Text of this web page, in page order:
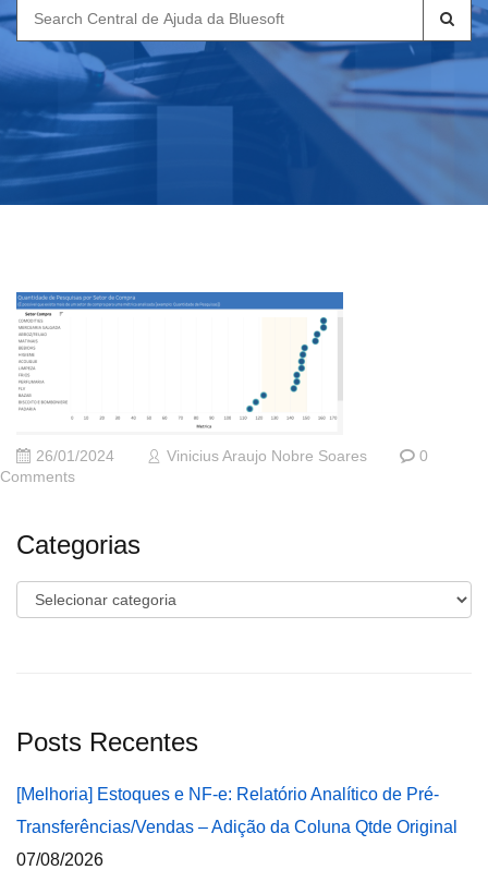
Search
for:
26/01/2024 Vinicius Araujo Nobre Soares
0
Comments
Categorias
Categorias
Posts Recentes
[Melhoria] Estoques e NF-e: Relatório Analítico de Pré-
Transferências/Vendas – Adição da Coluna Qtde Original
07/08/2026